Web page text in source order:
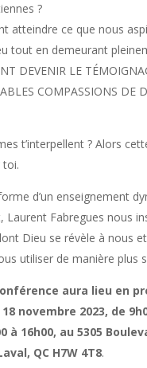
?
atteindre ce que nous
tout en demeurant
DEVENIR LE
COMPASSIONS DE
t’interpellent ? Alors
toi.
d’un enseignement
Laurent Fabregues nous
Dieu se révèle à nous
utiliser de manière plus
aura lieu en
novembre 2023, de
à 16h00, au 5305
QC H7W 4T8.